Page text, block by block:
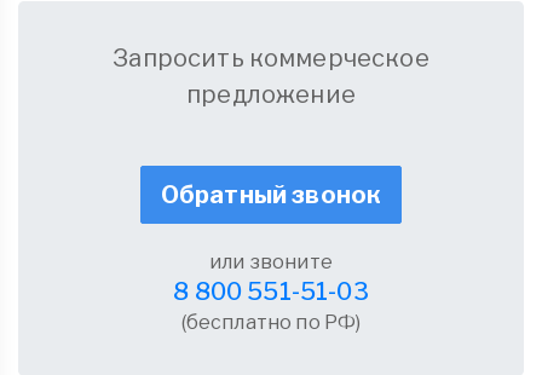
Запросить коммерческое
предложение
Обратный звонок
или звоните
8 800 551-51-03
(бесплатно по РФ)